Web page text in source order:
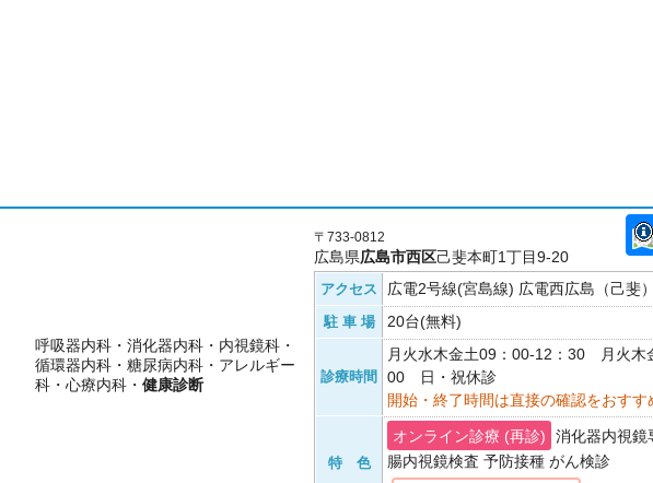
呼吸器内科・消化器内科・内視鏡科・
循環器内科・糖尿病内科・アレルギー
科・心療内科・ 健康診断
〒733-0812
広島県広島市西区己斐本町1丁目9-20
アクセス 広電2号線(宮島線) 広電西広島（己斐
駐 車 場 20台(無料)
診療時間
月火水木金土09：00-12：30 月火木
00 日・祝休診
開始・終了時間は直接の確認をおすす
特 色
オンライン診療 (再診)
消化器内視鏡
腸内視鏡検査 予防接種 がん検診